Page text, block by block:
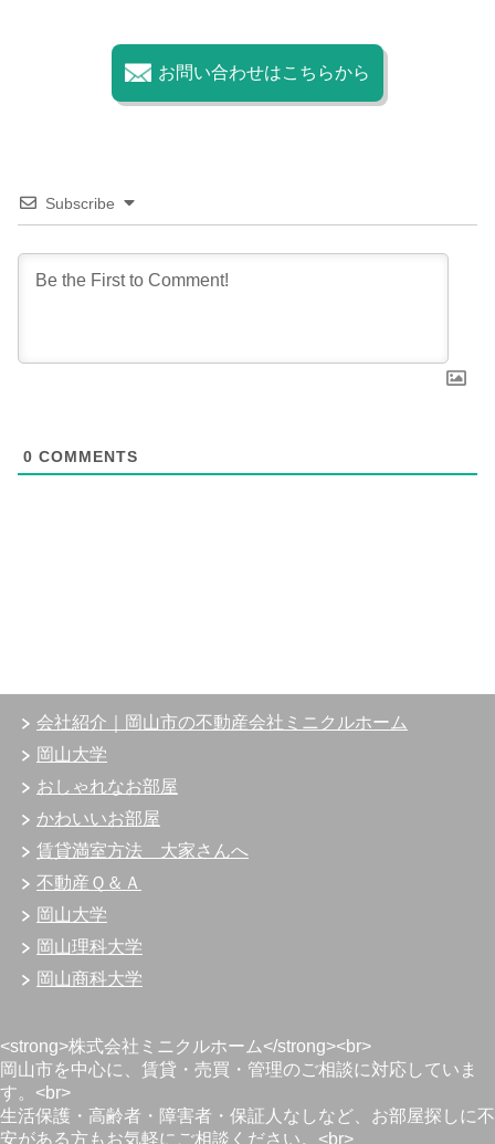
お問い合わせはこちらから
Subscribe
0 COMMENTS
会社紹介｜岡山市の不動産会社ミニクルホーム
岡山大学
おしゃれなお部屋
かわいいお部屋
賃貸満室方法 大家さんへ
不動産Ｑ＆Ａ
岡山大学
岡山理科大学
岡山商科大学
<strong>株式会社ミニクルホーム</strong><br>
岡山市を中心に、賃貸・売買・管理のご相談に対応していま
す。<br>
生活保護・高齢者・障害者・保証人なしなど、お部屋探しに不
安がある方もお気軽にご相談ください。<br>